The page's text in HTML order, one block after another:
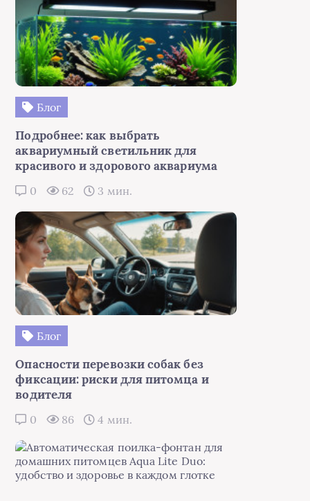
Блог
Подробнее: как выбрать
аквариумный светильник для
красивого и здорового аквариума
0 62 3 мин.
Блог
Опасности перевозки собак без
фиксации: риски для питомца и
водителя
0 86 4 мин.